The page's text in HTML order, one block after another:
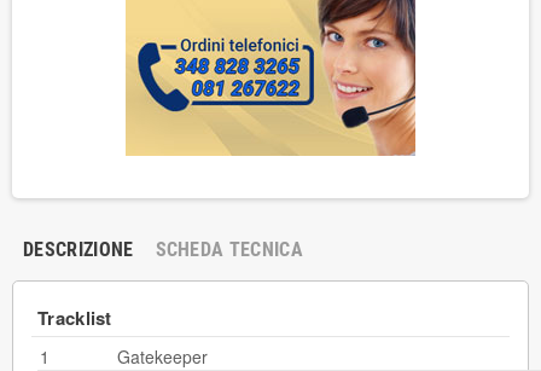
DESCRIZIONE SCHEDA TECNICA
Tracklist
1
Gatekeeper